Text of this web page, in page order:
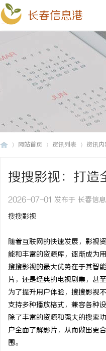
长春信息港
网站首页 资讯列表 资讯内
搜搜影视：打造
2026-07-01 发布于 长春信
搜搜影视
随着互联网的快速发展，影视
能和丰富的资源库，逐渐成为
搜搜影视的最大优势在于其智
片，还是经典的电视剧集，甚
为了提升用户体验，搜搜影视
支持多种播放格式，兼容各种
除了丰富的资源和强大的搜索
户全面了解影片，从而做出更
围。